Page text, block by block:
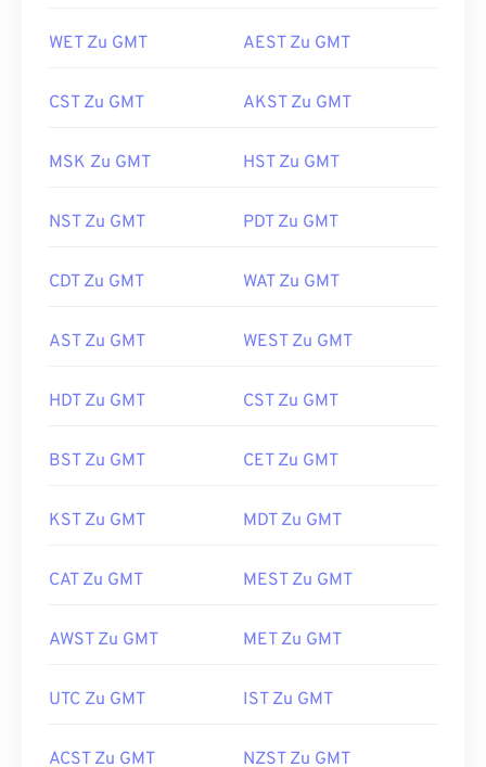
WET Zu GMT AEST Zu GMT
CST Zu GMT AKST Zu GMT
MSK Zu GMT HST Zu GMT
NST Zu GMT PDT Zu GMT
CDT Zu GMT WAT Zu GMT
AST Zu GMT WEST Zu GMT
HDT Zu GMT CST Zu GMT
BST Zu GMT CET Zu GMT
KST Zu GMT MDT Zu GMT
CAT Zu GMT MEST Zu GMT
AWST Zu GMT MET Zu GMT
UTC Zu GMT IST Zu GMT
ACST Zu GMT NZST Zu GMT